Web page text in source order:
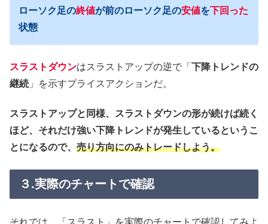
ローソク足の終値が前のローソク足の安値を下回った
状態
スラストダウンはスラストアップの逆で「 下降トレンドの
継続 」を示すプライスアクションだ。
スラストアップと同様、スラストダウンの形が続けば続く
ほど、それだけ強い下降トレンドが発生しているというこ
とになるので、 売り方向にのみトレードしよう。
３.実際のチャートで確認
それでは、「スラスト」を実際のチャートで確認してみよ